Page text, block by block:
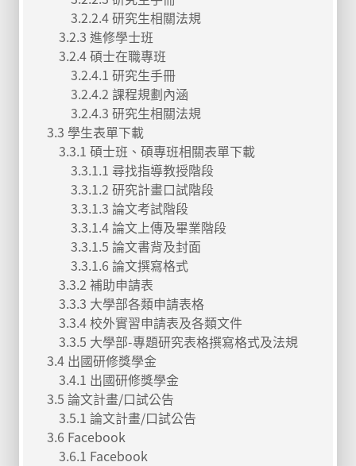
3.2.2.4 研究生相關法規
3.2.3 進修學士班
3.2.4 碩士在職專班
3.2.4.1 研究生手冊
3.2.4.2 課程規劃內涵
3.2.4.3 研究生相關法規
3.3 學生表單下載
3.3.1 碩士班、碩專班相關表單下載
3.3.1.1 尋找指導教授階段
3.3.1.2 研究計畫口試階段
3.3.1.3 論文考試階段
3.3.1.4 論文上傳及畢業階段
3.3.1.5 論文書背及封面
3.3.1.6 論文撰寫格式
3.3.2 補助申請表
3.3.3 大學部各類申請表格
3.3.4 校外實習申請表及各類文件
3.3.5 大學部-專題研究表格撰寫格式及法規
3.4 出國研修獎學金
3.4.1 出國研修獎學金
3.5 論文計畫/口試公告
3.5.1 論文計畫/口試公告
3.6 Facebook
3.6.1 Facebook